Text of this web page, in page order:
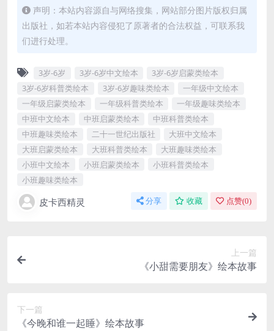
声明：本站内容源自与网络搜集，网站部分图片版权归属
出版社，如若本站内容侵犯了原著者的合法权益，可联系我
们进行处理。
3岁-6岁 3岁-6岁中文绘本
3岁-6岁启蒙类绘本
3岁-6岁科普类绘本
3岁-6岁趣味类绘本
一年级中文绘本
一年级启蒙类绘本
一年级科普类绘本
一年级趣味类绘本
中班中文绘本
中班启蒙类绘本
中班科普类绘本
中班趣味类绘本
二十一世纪出版社
大班中文绘本
大班启蒙类绘本
大班科普类绘本
大班趣味类绘本
小班中文绘本
小班启蒙类绘本
小班科普类绘本
小班趣味类绘本
皮卡西精灵 分享 收藏 点赞(0)
上一篇
《小甜需要朋友》绘本故事
下一篇
《今晚和谁一起睡》绘本故事